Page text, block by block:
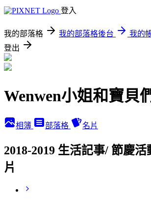
登入
我的部落格 我的部落格後台
我的
登出
Wenwen小姐和寶貝
相簿 部落格 名片
2018-2019 生活記事/ 節慶
片